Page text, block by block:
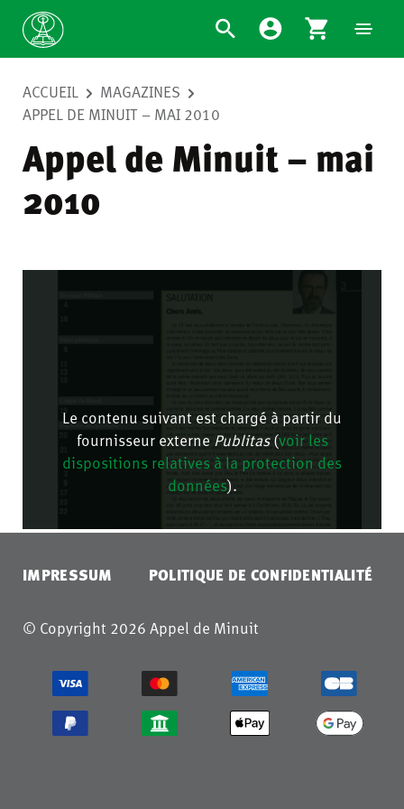
ACCUEIL
MAGAZINES
APPEL DE MINUIT – MAI 2010
Appel de Minuit – mai
2010
Le contenu suivant est chargé à partir du
fournisseur externe Publitas(voir les
dispositions relatives à la protection des
données).
IMPRESSUM
POLITIQUE DE CONFIDENTIALITÉ
© Copyright 2026 Appel de Minuit